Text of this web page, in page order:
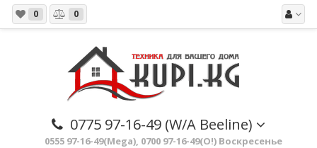
0 0
0775 97-16-49 (W/A Beeline)
0555 97-16-49(Mega), 0700 97-16-49(O!) Воскресенье